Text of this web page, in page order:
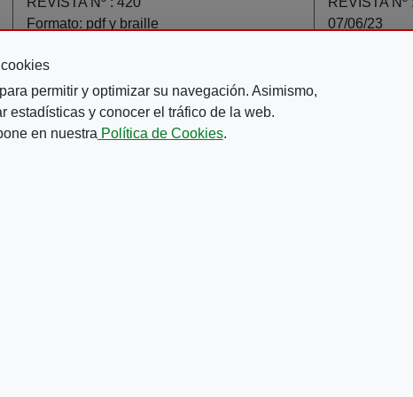
permitir y optimizar su navegación. Asimismo,
estadísticas y conocer el tráfico de la web.
en nuestra Política de Cookies.
Formato: pdf y braille
07/06/23
Previous page
‹‹ … Page
2 Page
3 Page
4 Page
5 Current page
6